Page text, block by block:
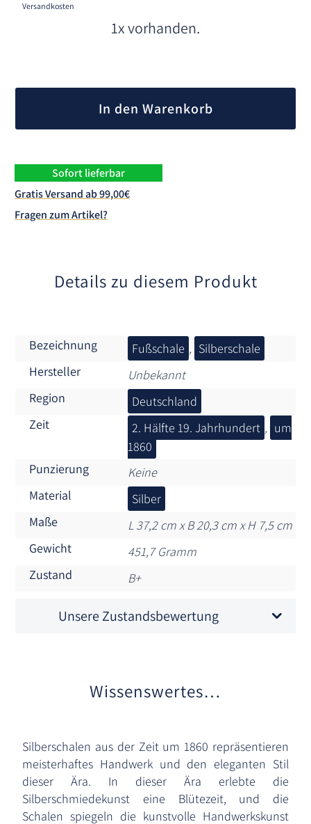
Versandkosten
1x vorhanden.
In den Warenkorb
Sofort lieferbar
Gratis Versand ab 99,00€
Fragen zum Artikel?
Details zu diesem Produkt
Bezeichnung Fußschale , Silberschale
Hersteller
Unbekannt
Region
Deutschland
Zeit
2. Hälfte 19. Jahrhundert , um
1860
Punzierung
Keine
Material
Silber
Maße
L 37,2 cm x B 20,3 cm x H 7,5 cm
Gewicht
451,7 Gramm
Zustand
B+
Unsere Zustandsbewertung
Wissenswertes…
Silberschalen aus der Zeit um 1860 repräsentieren
meisterhaftes Handwerk und den eleganten Stil
dieser Ära. In dieser Ära erlebte die
Silberschmiedekunst eine Blütezeit, und die
Schalen spiegeln die kunstvolle Handwerkskunst